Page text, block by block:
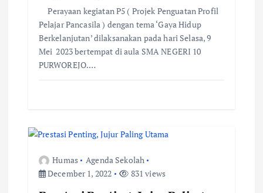
Perayaan kegiatan P5 ( Projek Penguatan Profil
Pelajar Pancasila ) dengan tema ‘Gaya Hidup
Berkelanjutan’ dilaksanakan pada hari Selasa, 9
Mei 2023 bertempat di aula SMA NEGERI 10
PURWOREJO.…
Humas
Agenda Sekolah
December 1, 2022
831 views